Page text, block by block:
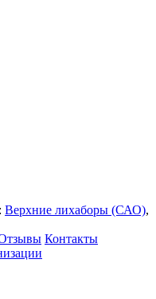
Верхние лихаборы (САО),
Контакты